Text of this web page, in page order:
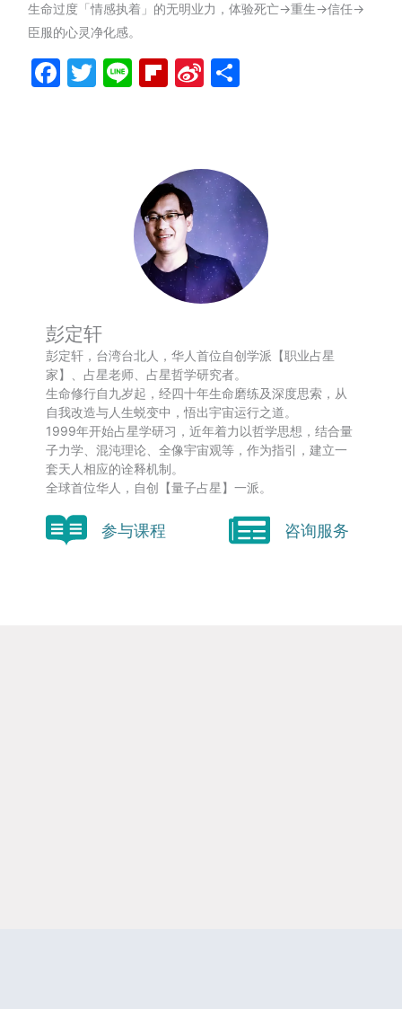
生命过度「情感执着」的无明业力，体验死亡→重生→信任→
臣服的心灵净化感。
Facebook
Twitter
LineFlipboard
Sina
彭定轩
彭定轩，台湾台北人，华人首位自创学派【职业占星
家】、占星老师、占星哲学研究者。
生命修行自九岁起，经四十年生命磨练及深度思索，从
自我改造与人生蜕变中，悟出宇宙运行之道。
1999年开始占星学研习，近年着力以哲学思想，结合量
子力学、混沌理论、全像宇宙观等，作为指引，建立一
套天人相应的诠释机制。
全球首位华人，自创【量子占星】一派。
参与课程 咨询服务